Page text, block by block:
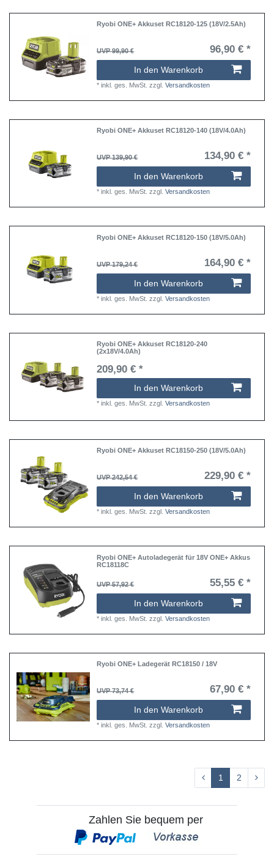
Ryobi ONE+ Akkuset RC18120-125 (18V/2.5Ah)
UVP 99,90 € 96,90 € *
In den Warenkorb
*inkl. ges. MwSt. zzgl.Versandkosten
Ryobi ONE+ Akkuset RC18120-140 (18V/4.0Ah)
UVP 139,90 € 134,90 € *
In den Warenkorb
*inkl. ges. MwSt. zzgl.Versandkosten
Ryobi ONE+ Akkuset RC18120-150 (18V/5.0Ah)
UVP 179,24 € 164,90 € *
In den Warenkorb
*inkl. ges. MwSt. zzgl.Versandkosten
Ryobi ONE+ Akkuset RC18120-240
(2x18V/4.0Ah)
209,90 € *
In den Warenkorb
*inkl. ges. MwSt. zzgl.Versandkosten
Ryobi ONE+ Akkuset RC18150-250 (18V/5.0Ah)
UVP 242,54 € 229,90 € *
In den Warenkorb
*inkl. ges. MwSt. zzgl.Versandkosten
Ryobi ONE+ Autoladegerät für 18V ONE+ Akkus
RC18118C
UVP 57,92 € 55,55 € *
In den Warenkorb
*inkl. ges. MwSt. zzgl.Versandkosten
Ryobi ONE+ Ladegerät RC18150 / 18V
UVP 73,74 € 67,90 € *
In den Warenkorb
*inkl. ges. MwSt. zzgl.Versandkosten
1 2
Zahlen Sie bequem per